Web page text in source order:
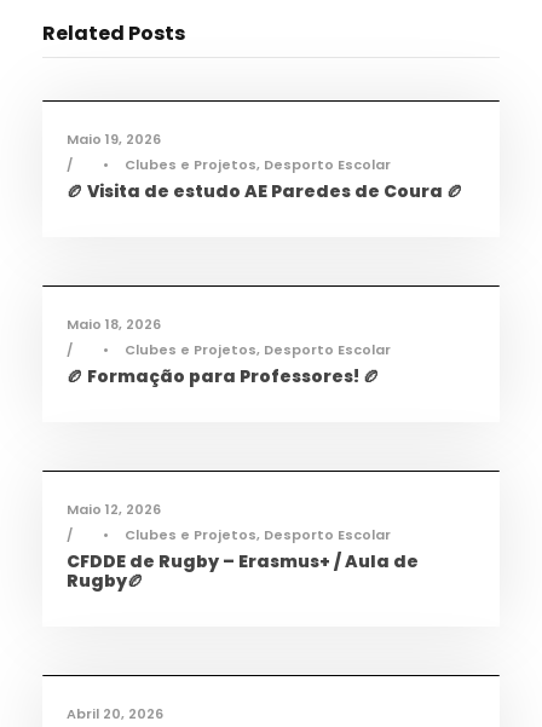
Related Posts
Desporto,Notícias
Maio 19, 2026
•
Clubes e Projetos, Desporto Escolar
🏉 Visita de estudo AE Paredes de Coura 🏉
Maio 18, 2026
•
Clubes e Projetos, Desporto Escolar
🏉 Formação para Professores! 🏉
Maio 12, 2026
•
Clubes e Projetos, Desporto Escolar
CFDDE de Rugby – Erasmus+ / Aula de
Rugby🏉
Abril 20, 2026